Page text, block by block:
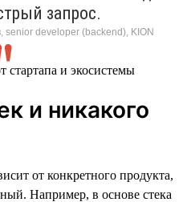
запрос.
senior developer (backend), KION
и никакого
от конкретного продукта,
Например, в основе стека